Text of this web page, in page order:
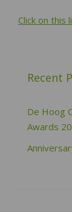
Click on this
Recent
De Hoog
Awards